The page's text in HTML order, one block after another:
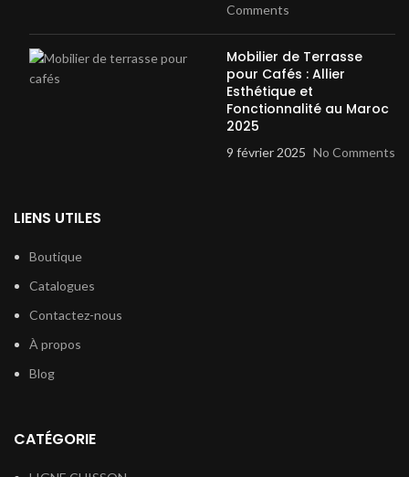
Comments
Mobilier de Terrasse
pour Cafés : Allier
Esthétique et
Fonctionnalité au Maroc
2025
9 février 2025 No Comments
LIENS UTILES
Boutique
Catalogues
Contactez-nous
À propos
Blog
CATÉGORIE